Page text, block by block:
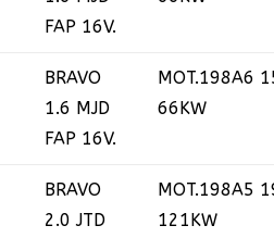
FAP 16V.
BRAVO
1.6 MJD
FAP 16V.
MOT.198A6
66KW
BRAVO
2.0 JTD
MOT.198A5
121KW